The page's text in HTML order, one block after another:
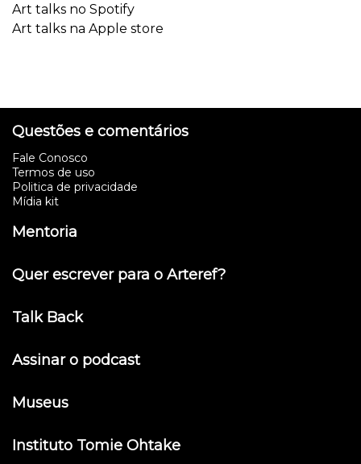
Art talks no Spotify
Art talks na Apple store
Questões e comentários
Fale Conosco
Termos de uso
Politica de privacidade
Mídia kit
Mentoria
Quer escrever para o Arteref?
Talk Back
Assinar o podcast
Museus
Instituto Tomie Ohtake